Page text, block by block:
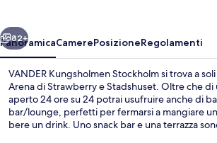
Avanti
82+
PanoramicaCamerePosizioneRegolamenti
VANDER Kungsholmen Stockholm si trova a
Arena di Strawberry e Stadshuset. Oltre che
aperto 24 ore su 24 potrai usufruire anche di
bar/lounge, perfetti per fermarsi a mangiare
bere un drink. Uno snack bar e una terrazza